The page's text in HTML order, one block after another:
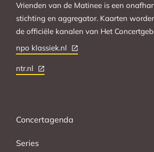
Vrienden van de Matinee is een
stichting en aggregator. Kaarten
de officiële kanalen van Het
npo klassiek.nl
ntr.nl
Concertagenda
Series